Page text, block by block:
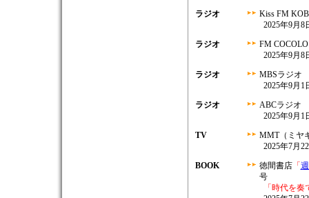
ラジオ
Kiss FM
2025年9月
ラジオ
FM
2025年9月
ラジオ
MBSラジオ
2025年9月1
ラジオ
ABCラジオ
2025年9月1
TV
MMT（ミヤ
2025年7月
BOOK
徳間書店「
号
「時代を